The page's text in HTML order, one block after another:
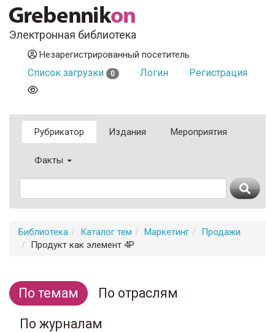
Электронная библиотека
Незарегистрированный посетитель
Список загрузки 0 Логин Регистрация
Рубрикатор Издания Мероприятия
Факты
Библиотека Каталог тем Маркетинг
Продажи
Продукт как элемент 4P
По темам
По отраслям
По журналам